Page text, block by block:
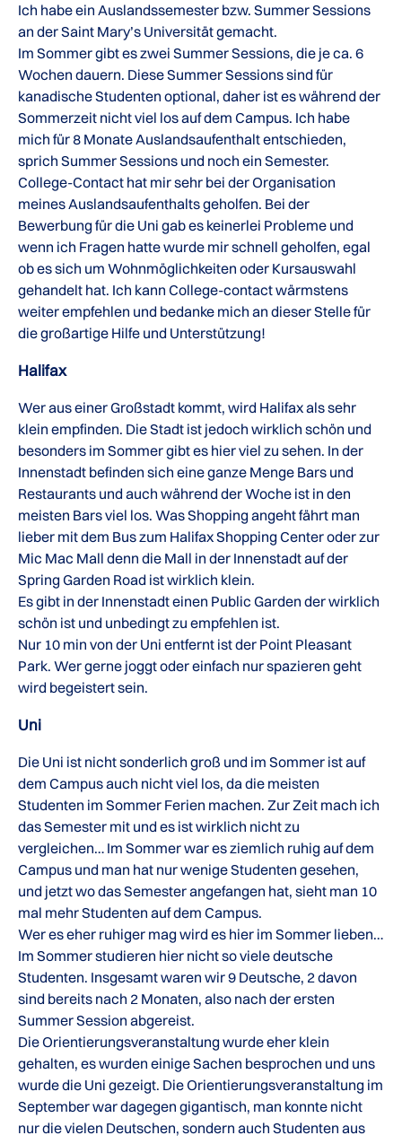
Ich habe ein Auslandssemester bzw. Summer Sessions
an der Saint Mary’s Universität gemacht.
Im Sommer gibt es zwei Summer Sessions, die je ca. 6
Wochen dauern. Diese Summer Sessions sind für
kanadische Studenten optional, daher ist es während der
Sommerzeit nicht viel los auf dem Campus. Ich habe
mich für 8 Monate Auslandsaufenthalt entschieden,
sprich Summer Sessions und noch ein Semester.
College-Contact hat mir sehr bei der Organisation
meines Auslandsaufenthalts geholfen. Bei der
Bewerbung für die Uni gab es keinerlei Probleme und
wenn ich Fragen hatte wurde mir schnell geholfen, egal
ob es sich um Wohnmöglichkeiten oder Kursauswahl
gehandelt hat. Ich kann College-contact wärmstens
weiter empfehlen und bedanke mich an dieser Stelle für
die großartige Hilfe und Unterstützung!
Halifax
Wer aus einer Großstadt kommt, wird Halifax als sehr
klein empfinden. Die Stadt ist jedoch wirklich schön und
besonders im Sommer gibt es hier viel zu sehen. In der
Innenstadt befinden sich eine ganze Menge Bars und
Restaurants und auch während der Woche ist in den
meisten Bars viel los. Was Shopping angeht fährt man
lieber mit dem Bus zum Halifax Shopping Center oder zur
Mic Mac Mall denn die Mall in der Innenstadt auf der
Spring Garden Road ist wirklich klein.
Es gibt in der Innenstadt einen Public Garden der wirklich
schön ist und unbedingt zu empfehlen ist.
Nur 10 min von der Uni entfernt ist der Point Pleasant
Park. Wer gerne joggt oder einfach nur spazieren geht
wird begeistert sein.
Uni
Die Uni ist nicht sonderlich groß und im Sommer ist auf
dem Campus auch nicht viel los, da die meisten
Studenten im Sommer Ferien machen. Zur Zeit mach ich
das Semester mit und es ist wirklich nicht zu
vergleichen… Im Sommer war es ziemlich ruhig auf dem
Campus und man hat nur wenige Studenten gesehen,
und jetzt wo das Semester angefangen hat, sieht man 10
mal mehr Studenten auf dem Campus.
Wer es eher ruhiger mag wird es hier im Sommer lieben…
Im Sommer studieren hier nicht so viele deutsche
Studenten. Insgesamt waren wir 9 Deutsche, 2 davon
sind bereits nach 2 Monaten, also nach der ersten
Summer Session abgereist.
Die Orientierungsveranstaltung wurde eher klein
gehalten, es wurden einige Sachen besprochen und uns
wurde die Uni gezeigt. Die Orientierungsveranstaltung im
September war dagegen gigantisch, man konnte nicht
nur die vielen Deutschen, sondern auch Studenten aus